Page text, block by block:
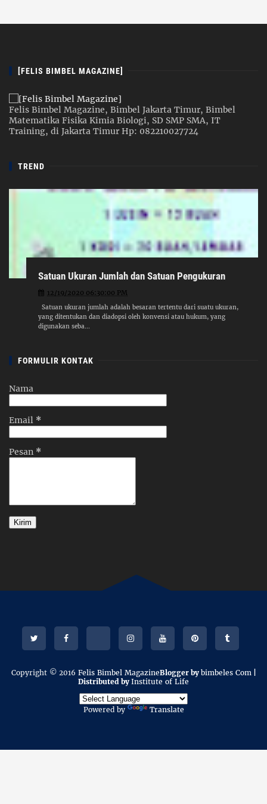
[FELIS BIMBEL MAGAZINE]
Felis Bimbel Magazine, Bimbel Jakarta Timur, Bimbel
Matematika Fisika Kimia Biologi, SD SMP SMA, IT
Training, di Jakarta Timur Hp: 082210027724
TREND
Satuan Ukuran Jumlah dan Satuan Pengukuran
12/19/2020 06:30:00 PM
Satuan ukuran jumlah adalah besaran tertentu dari suatu ukuran,
yang ditentukan dan diadopsi oleh konvensi atau hukum, yang
digunakan seba...
FORMULIR KONTAK
Nama
Email *
Pesan *
Copyright © 2016 Felis Bimbel MagazineBlogger by bimbeles Com
Distributed by Institute of Life
Powered by Translate